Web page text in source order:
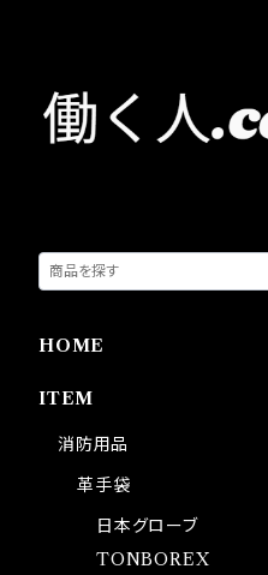
HOME
ITEM
消防用品
革手袋
日本グローブ
TONBOREX